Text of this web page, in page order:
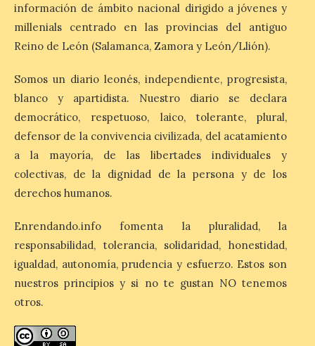
de alojamientos libres.
Zamora, Palencia y Álava son las
provincias con menos margen: apenas un
1% de los alojamientos siguen libres para
El eclipse genera un boom
de reservas hoteleras y
precios desorbitados,
según SiteMinder
7 Ago 2026
Asturias lidera el impacto
mayor aumento en
reservas, precios y
antelación de compra. El
auge de la demanda redefine la
estancias más breves en torno al evento.
información de ámbito nacional dirigido a jóvenes y
millenials centrado en las provincias del antiguo
Reino de León (Salamanca, Zamora y León/Llión).
Somos un diario leonés, independiente, progresista,
blanco y apartidista. Nuestro diario se declara
democrático, respetuoso, laico, tolerante, plural,
defensor de la convivencia civilizada, del acatamiento
a la mayoría, de las libertades individuales y
colectivas, de la dignidad de la persona y de los
derechos humanos.
Enrendando.info fomenta la pluralidad, la
responsabilidad, tolerancia, solidaridad, honestidad,
igualdad, autonomía, prudencia y esfuerzo. Estos son
nuestros principios y si no te gustan NO tenemos
otros.